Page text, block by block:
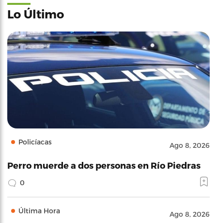
Lo Último
Policíacas Ago 8, 2026
Perro muerde a dos personas en Río Piedras
0
Última Hora Ago 8, 2026